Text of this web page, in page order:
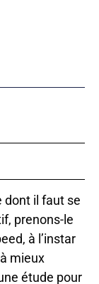
dont il faut se
prenons-le
à l’instar
mieux
étude pour